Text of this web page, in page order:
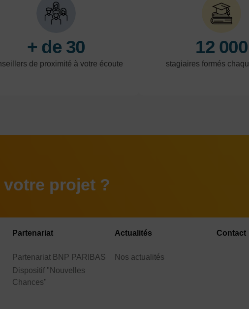
+ de 30
de proximité à votre écoute
12 000
stagiaires formés
projet ?
Partenariat
Partenariat BNP PARIBAS
Dispositif "Nouvelles
Chances"
Actualités
Nos actualités
Contact